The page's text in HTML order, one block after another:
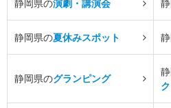
静岡県の演劇・講演会
静岡県の夏休みスポット
静岡県のグランピング
ク